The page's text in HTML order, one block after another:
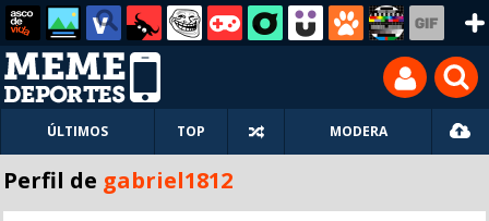
ÚLTIMOS TOP MODERA
Perfil de gabriel1812